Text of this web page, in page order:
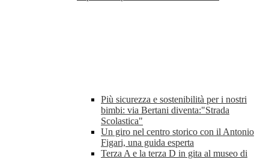
Più sicurezza e sostenibilità per i nostri
bimbi: via Bertani diventa:"Strada
Scolastica"
Un giro nel centro storico con il Antonio
Figari, una guida esperta
Terza A e la terza D in gita al museo di